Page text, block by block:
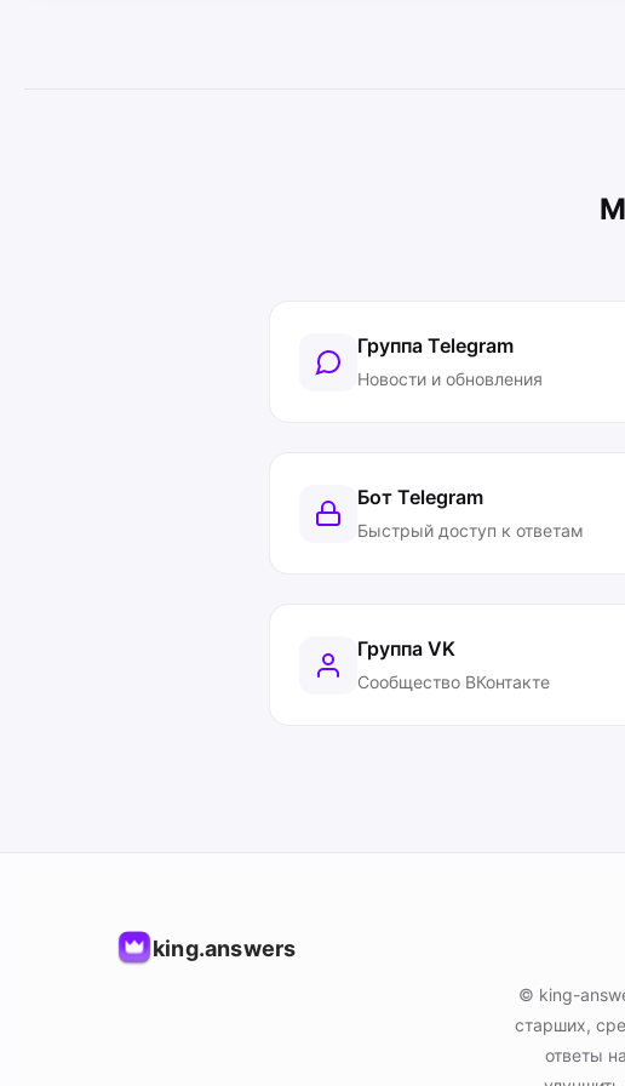
Группа Telegram
Новости и обновления
Бот Telegram
Быстрый доступ к ответам
Группа VK
Сообщество ВКонтакте
king.answers
© king-
старших,
ответы